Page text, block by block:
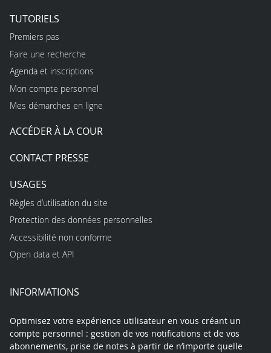
TUTORIELS
Premiers pas
Faire une recherche
Agenda et inscriptions
Mon compte personnel
Mes démarches en ligne
ACCÉDER À LA COUR
CONTACT PRESSE
USAGES
Règles d’utilisation du site
Protection des données personnelles
Accessibilité non conforme
Open data et API
INFORMATIONS
Optimisez votre expérience utilisateur en vous créant un
compte personnel : gestion de vos notifications et de vos
abonnements, prise de notes à partir de n’importe quelle